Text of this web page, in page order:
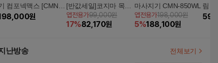
컴포넥맥스 [CMN-8
원
[반값세일]코지마 목어
깨마사지기 컴포넥 맥
스 CMN-850WL
앱전용가99,000원
17%82,170원
마사지기 CMN-850WL
앱전용가198,000원
5%188,100원
림
기
난방송 전체보기